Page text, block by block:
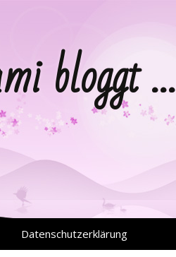
bloggt …
Datenschutzerklärung